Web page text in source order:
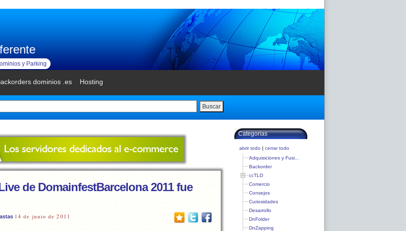
y Parking
dominios .es Hosting
Buscar
de DomainfestBarcelona 2011 fue
14 de junio de 2011
Categorias
abrir todo | cerrar todo
Adquisiciones y Fusi...
Backorder
ccTLD
Comercio
Consejos
Curiosidades
Desarrollo
DnFolder
DnZapping